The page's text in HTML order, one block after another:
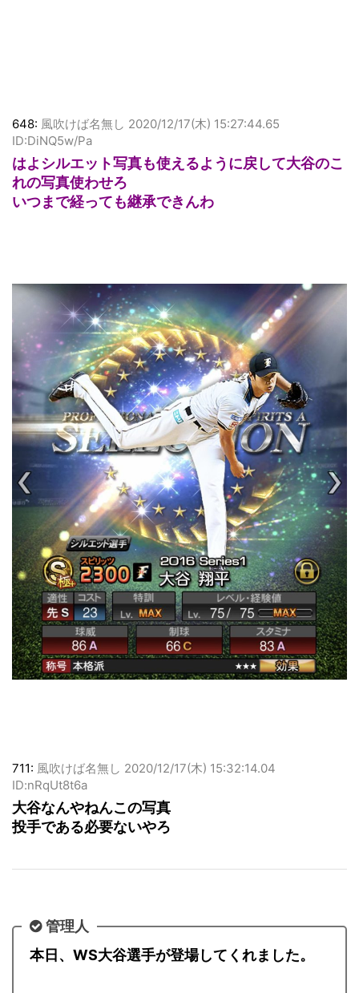
648: 風吹けば名無し 2020/12/17(木) 15:27:44.65
ID:DiNQ5w/Pa
はよシルエット写真も使えるように戻して大谷のこ
れの写真使わせろ
いつまで経っても継承できんわ
711: 風吹けば名無し 2020/12/17(木) 15:32:14.04
ID:nRqUt8t6a
大谷なんやねんこの写真
投手である必要ないやろ
管理人
本日、WS大谷選手が登場してくれました。